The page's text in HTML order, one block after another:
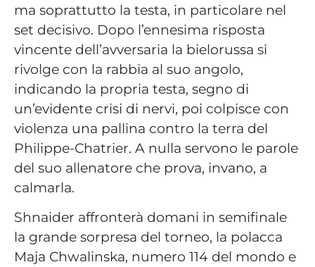
ma soprattutto la testa, in particolare nel
set decisivo. Dopo l’ennesima risposta
vincente dell’avversaria la bielorussa si
rivolge con la rabbia al suo angolo,
indicando la propria testa, segno di
un’evidente crisi di nervi, poi colpisce con
violenza una pallina contro la terra del
Philippe-Chatrier. A nulla servono le parole
del suo allenatore che prova, invano, a
calmarla.
Shnaider affronterà domani in semifinale
la grande sorpresa del torneo, la polacca
Maja Chwalinska, numero 114 del mondo e